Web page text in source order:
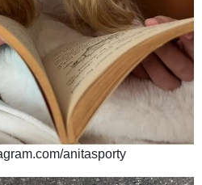
anitasporty